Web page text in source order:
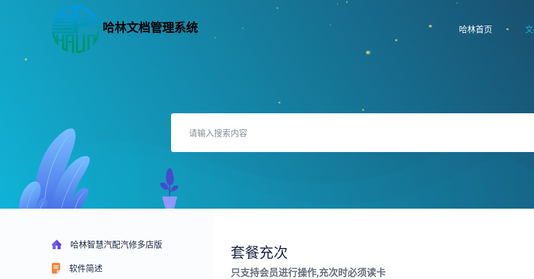
哈林文档管理系统 哈林首页
哈林智慧汽配汽修多店版
软件简述
套餐充次
只支持会员进行操作,充次时必须读卡